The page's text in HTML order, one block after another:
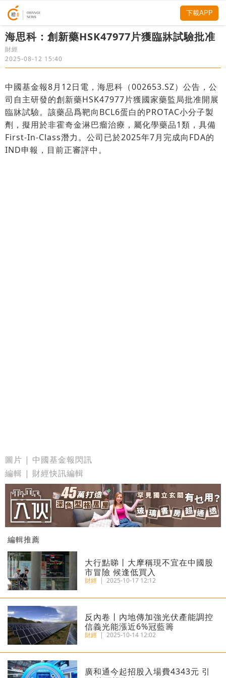
海思科：創新藥HSK47977片獲臨牀試驗批准
財經
2025-08-12 15:40
中國基金報8月12日電，海思科（002653.SZ）公告，公
司自主研發的創新藥HSK47977片獲國家藥監局批准開展
臨牀試驗。該藥品爲靶向BCL6蛋白的PROTAC小分子製
劑，擬用於非霍奇金淋巴瘤治療，屬化學藥品1類，具備
First-In-Class潛力。公司已於2025年7月完成向FDA的
IND申報，目前正審評中。
圖片 | 中國基金報閃訊
編輯 | 財經快訊編輯
編輯推薦
大行點睇丨大摩稱現不宜在中國股
市冒險 候逢低買入
財經 | 2025-10-17 12:12
反內卷丨內地傳加強光伏產能調控
信義光能漲近6%冠藍籌
財經 | 2025-10-14 12:02
廣和通今起招股入場費4343元 引
下載APP